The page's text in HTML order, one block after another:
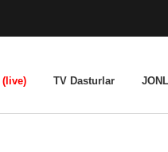
(live) TV Dasturlar